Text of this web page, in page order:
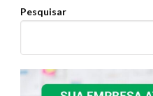
Pesquisar